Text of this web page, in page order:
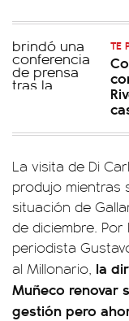
TE
La visita de Di
produjo mientras
situación de
de diciembre.
periodista
al Millonario, la
Muñeco renovar
gestión pero